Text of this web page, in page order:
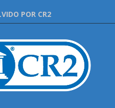
POR CR2